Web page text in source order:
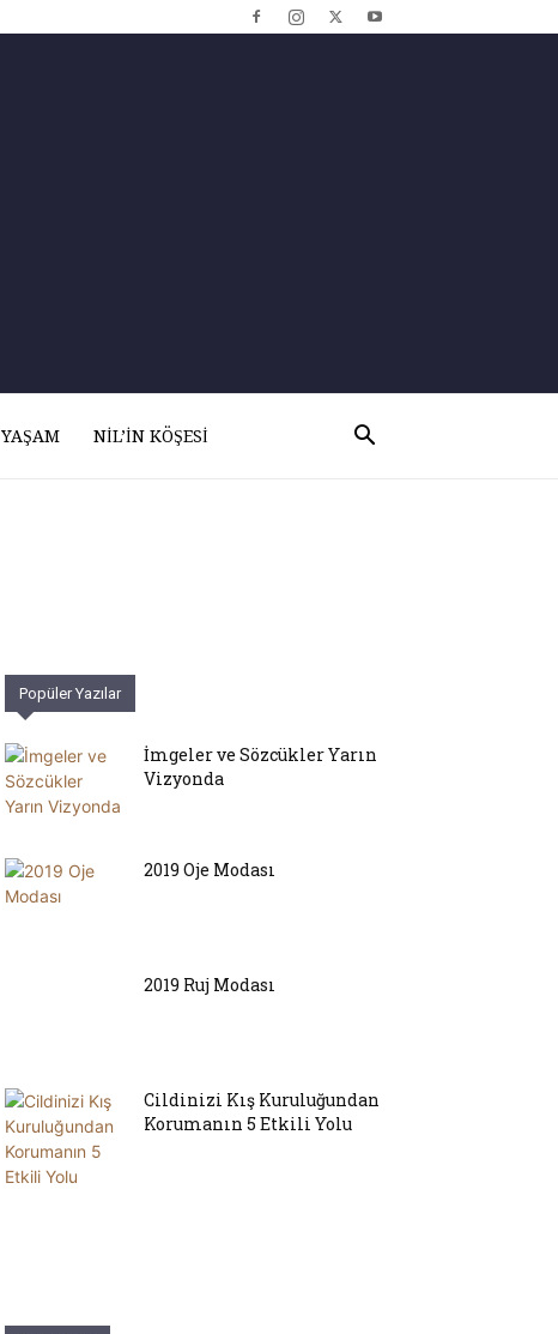
YAŞAM NIL’IN KÖŞESI
Popüler Yazılar
İmgeler ve Sözcükler Yarın
Vizyonda
2019 Oje Modası
2019 Ruj Modası
Cildinizi Kış Kuruluğundan
Korumanın 5 Etkili Yolu